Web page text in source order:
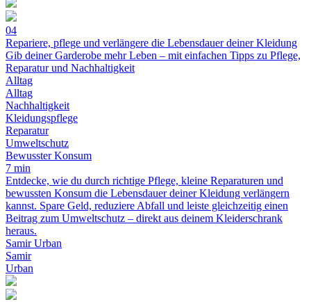
04
Repariere, pflege und verlängere die Lebensdauer deiner Kleidung
Gib deiner Garderobe mehr Leben – mit einfachen Tipps zu Pflege,
Reparatur und Nachhaltigkeit
Alltag
Alltag
Nachhaltigkeit
Kleidungspflege
Reparatur
Umweltschutz
Bewusster Konsum
7 min
Entdecke, wie du durch richtige Pflege, kleine Reparaturen und
bewussten Konsum die Lebensdauer deiner Kleidung verlängern
kannst. Spare Geld, reduziere Abfall und leiste gleichzeitig einen
Beitrag zum Umweltschutz – direkt aus deinem Kleiderschrank
heraus.
Samir Urban
Samir
Urban